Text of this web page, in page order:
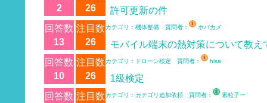
2
26
許可更新の件
回答数
13
注目数
26
カテゴリ：機体整備 質問者： ホバカメ
モバイル端末の熱対策について教え
回答数
10
注目数
26
カテゴリ：ドローン検定 質問者： hisa
1級検定
回答数 注目数 カテゴリ：カテゴリ追加依頼 質問者： 素粒子ー